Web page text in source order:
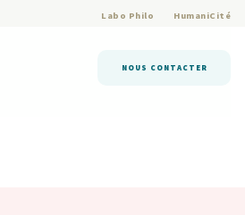
Labo Philo HumaniCité
NOUS CONTACTER